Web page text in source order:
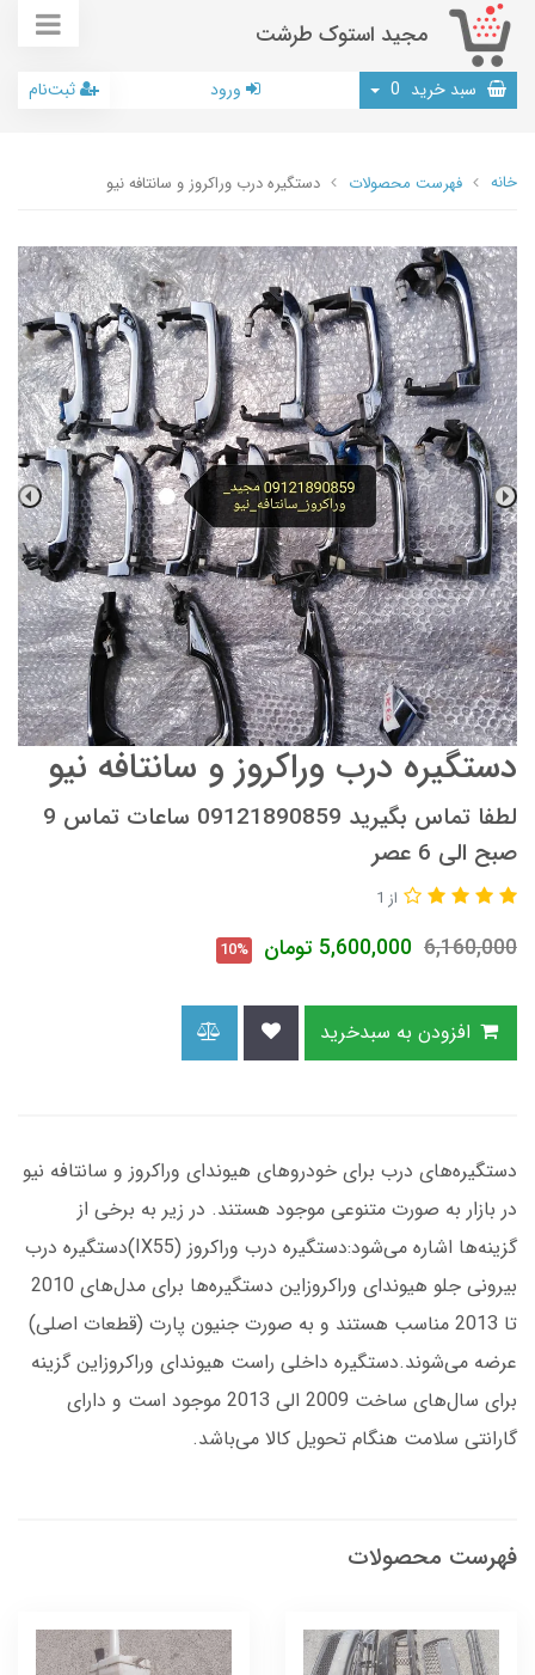
مجید استوک طرشت
سبد خرید 0 ورود ثبت‌نام
خانه فهرست محصولات دستگیره درب وراکروز و سانتافه نیو
دستگیره درب وراکروز و سانتافه نیو
لطفا تماس بگیرید 09121890859 ساعات تماس 9
صبح الی 6 عصر
از 1
6,160,000
5,600,000 تومان 10%
دستگیره‌های درب برای خودروهای هیوندای وراکروز و سانتافه نیو
در بازار به صورت متنوعی موجود هستند. در زیر به برخی از
گزینه‌ها اشاره می‌شود:دستگیره درب وراکروز (IX55)دستگیره درب
بیرونی جلو هیوندای وراکروزاین دستگیره‌ها برای مدل‌های 2010
تا 2013 مناسب هستند و به صورت جنیون پارت (قطعات اصلی)
عرضه می‌شوند.دستگیره داخلی راست هیوندای وراکروزاین گزینه
برای سال‌های ساخت 2009 الی 2013 موجود است و دارای
گارانتی سلامت هنگام تحویل کالا می‌باشد.
فهرست محصولات